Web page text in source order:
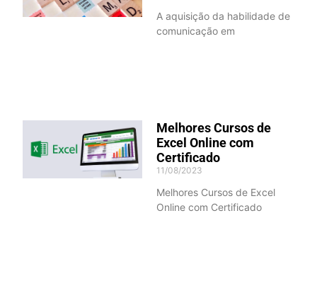
A aquisição da habilidade de
comunicação em
Melhores Cursos de
Excel Online com
Certificado
11/08/2023
Melhores Cursos de Excel
Online com Certificado